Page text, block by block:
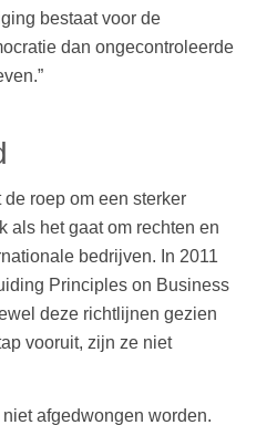
bestaat voor de
dan ongecontroleerde
roep om een sterker
als het gaat om rechten en
bedrijven. In 2011
Principles on Business
deze richtlijnen gezien
vooruit, zijn ze niet
afgedwongen worden.